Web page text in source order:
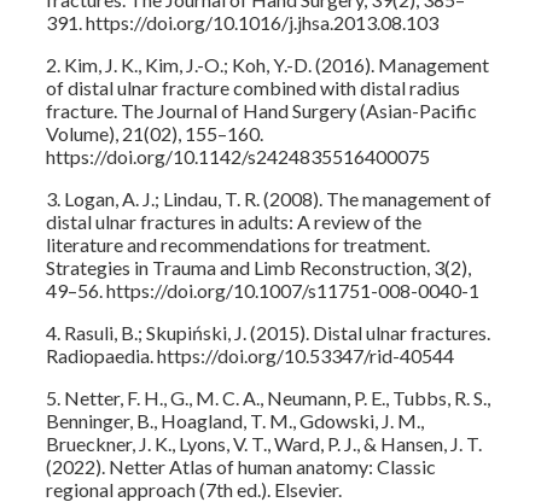
391. https://doi.org/10.1016/j.jhsa.2013.08.103
2. Kim, J. K., Kim, J.-O.; Koh, Y.-D. (2016). Management
of distal ulnar fracture combined with distal radius
fracture. The Journal of Hand Surgery (Asian-Pacific
Volume), 21(02), 155–160.
https://doi.org/10.1142/s2424835516400075
3. Logan, A. J.; Lindau, T. R. (2008). The management of
distal ulnar fractures in adults: A review of the
literature and recommendations for treatment.
Strategies in Trauma and Limb Reconstruction, 3(2),
49–56. https://doi.org/10.1007/s11751-008-0040-1
4. Rasuli, B.; Skupiński, J. (2015). Distal ulnar fractures.
Radiopaedia. https://doi.org/10.53347/rid-40544
5. Netter, F. H., G., M. C. A., Neumann, P. E., Tubbs, R. S.,
Benninger, B., Hoagland, T. M., Gdowski, J. M.,
Brueckner, J. K., Lyons, V. T., Ward, P. J., & Hansen, J. T.
(2022). Netter Atlas of human anatomy: Classic
regional approach (7th ed.). Elsevier.